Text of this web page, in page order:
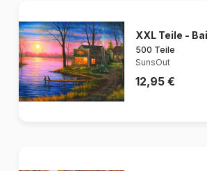
XXL Teile -
500 Teile
SunsOut
12,95 €